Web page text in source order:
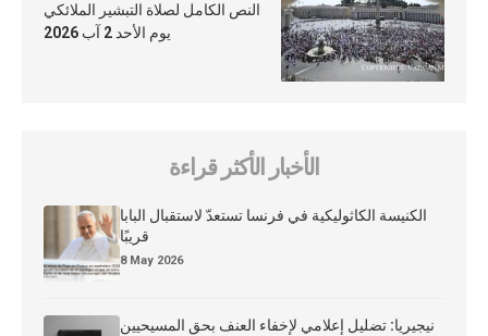
النص الكامل لصلاة التبشير الملائكي
يوم الأحد 2 آب 2026
الأخبار الأكثر قراءة
الكنيسة الكاثوليكية في فرنسا تستعدّ لاستقبال البابا
قريبًا
8 May 2026
نيجيريا: تضليل إعلامي لإخفاء العنف بحق المسيحيين